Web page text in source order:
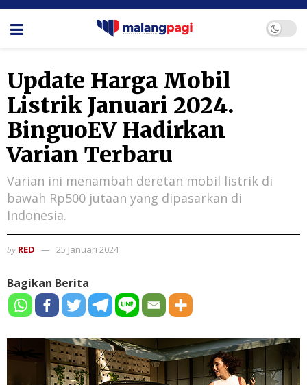
Update Harga Mobil
Listrik Januari 2024.
BinguoEV Hadirkan
Varian Terbaru
Varian ini menambah deretan mobil listrik di
bawah Rp500 jutaan yang dipasarkan di
Indonesia.
by RED 25 Januari 2024
Bagikan Berita